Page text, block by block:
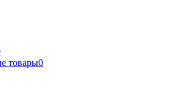
товары0